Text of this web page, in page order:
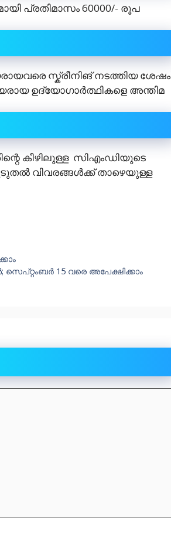
പ്രതിമാസം 60000/- രൂപ
സ്ക്രീനിങ് നടത്തിയ ശേഷം
ഉദ്യോഗാർത്ഥികളെ അന്തിമ
കീഴിലുള്ള സിഎംഡിയുടെ
വിവരങ്ങൾക്ക് താഴെയുള്ള
15 വരെ അപേക്ഷിക്കാം